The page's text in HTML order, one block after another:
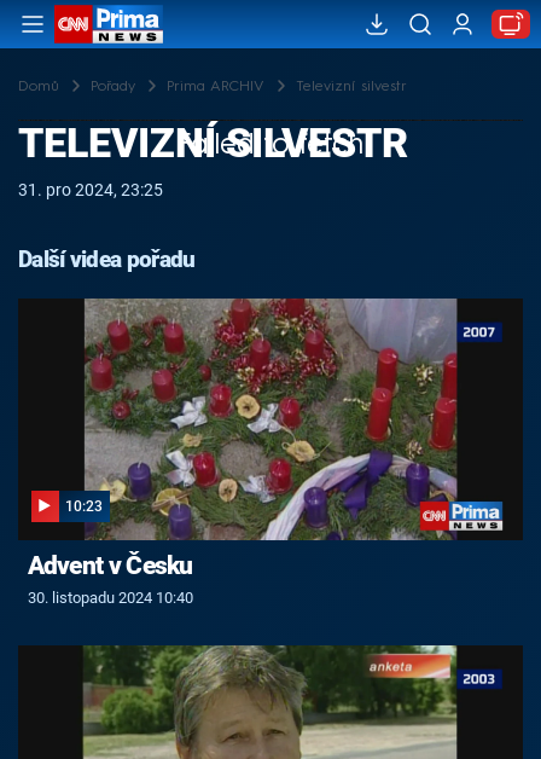
Domů Pořady Prima ARCHIV Televizní silvestr
Failed to fetch
TELEVIZNÍ SILVESTR
31. pro 2024, 23:25
Další videa pořadu
10:23
Advent v Česku
30. listopadu 2024 10:40